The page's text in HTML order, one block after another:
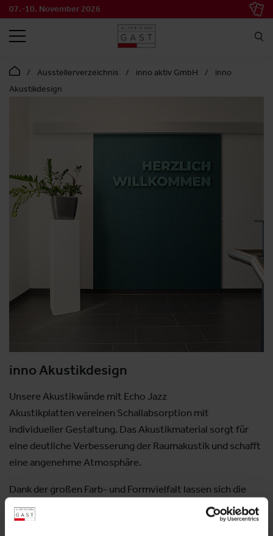
07.-10. November 2026
SUCHEN
Ausstellerverzeichnis inno aktiv GmbH
inno
Akustikdesign
inno Akustikdesign
Unsere Akustikwände mit Echo Jazz
Akustikplatten vereinen Schallabsorption mit
individueller Gestaltung. Das Akustikmaterial sorgt für
eine deutliche Verbesserung der Raumakustik und schafft
eine angenehme Atmosphäre.
Dank der großen Farb- und Formvielfalt lassen sich die
Akustikwände exakt an Ihre Raumkonzepte anpassen. Ob
dezente Flächen, grafische Muster oder außergewöhnliche